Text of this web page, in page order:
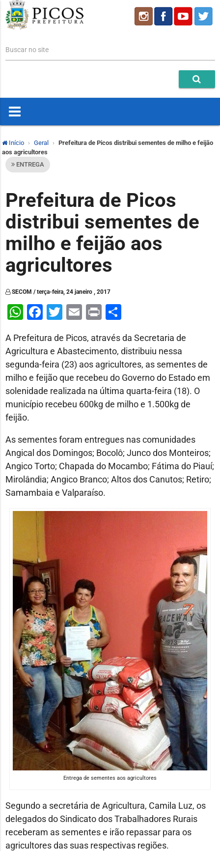
Buscar no site
Início Geral
Prefeitura de Picos distribui sementes de milho e feijão
aos agricultores
ENTREGA
Prefeitura de Picos
distribui sementes de
milho e feijão aos
agricultores
SECOM / terça-feira, 24 janeiro , 2017
WhatsApp
Facebook
Twitter
Email
PrintShare
A Prefeitura de Picos, através da Secretaria de
Agricultura e Abastecimento, distribuiu nessa
segunda-feira (23) aos agricultores, as sementes de
milho e feijão que recebeu do Governo do Estado em
solenidade realizada na última quarta-feira (18). O
município recebeu 600kg de milho e 1.500kg de
feijão.
As sementes foram entregues nas comunidades
Angical dos Domingos; Bocolô; Junco dos Monteiros;
Angico Torto; Chapada do Mocambo; Fátima do Piauí;
Mirolândia; Angico Branco; Altos dos Canutos; Retiro;
Samambaia e Valparaíso.
Entrega de sementes aos agricultores
Segundo a secretária de Agricultura, Camila Luz, os
delegados do Sindicato dos Trabalhadores Rurais
receberam as sementes e irão repassar para os
agricultores das suas respectivas regiões.